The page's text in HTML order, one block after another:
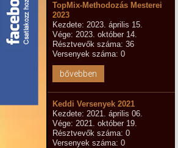
TopMix-Methodozás Mesterei
2023
Kezdete: 2023. április 15.
Vége: 2023. október 14.
Résztvevők száma: 36
Versenyek száma: 0
bővebben
Keddi Versenyek 2021
Kezdete: 2021. április 06.
Vége: 2021. október 19.
Résztvevők száma: 0
Versenyek száma: 0